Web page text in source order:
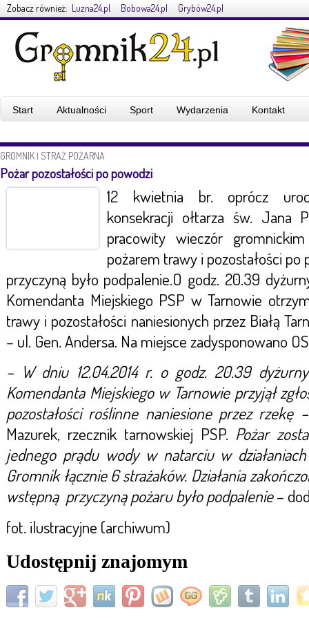
Zobacz również: Luzna24.pl Bobowa24.pl Grybów24.pl
Start Aktualności Sport Wydarzenia Kontakt
GROMNIK | STRAŻ POŻARNA
Pożar pozostałości po powodzi
12 kwietnia br. oprócz
konsekracji ołtarza św. Jana
pracowity wieczór
pożarem trawy i pozostałości
przyczyną było podpalenie.O godz. 20.39
Komendanta Miejskiego PSP w Tarnowie
trawy i pozostałości naniesionych przez Białą
– ul. Gen. Andersa. Na miejsce zadysponowano
– W dniu 12.04.2014 r. o godz. 20.39
Komendanta Miejskiego w Tarnowie przyjął
pozostałości roślinne naniesione przez rzekę –
Mazurek, rzecznik tarnowskiej PSP. Pożar
jednego prądu wody w natarciu w działaniach
Gromnik łącznie 6 strażaków. Działania
wstępną przyczyną pożaru było podpalenie–
fot. ilustracyjne (archiwum)
Udostępnij znajomym